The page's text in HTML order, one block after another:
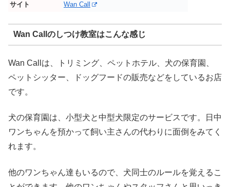
サイト
Wan Call
Wan Callのしつけ教室はこんな感じ
Wan Callは、トリミング、ペットホテル、犬の保育園、
ペットシッター、ドッグフードの販売などをしているお店
です。
犬の保育園は、小型犬と中型犬限定のサービスです。日中
ワンちゃんを預かって飼い主さんの代わりに面倒をみてく
れます。
他のワンちゃん達もいるので、犬同士のルールを覚えるこ